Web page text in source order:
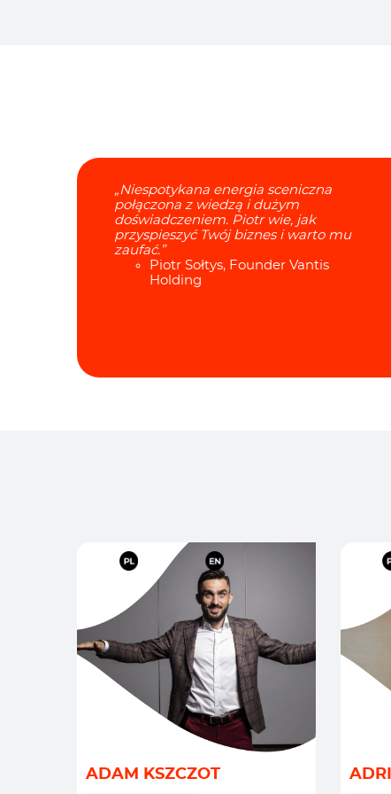
„Niespotykana energia sceniczna
połączona z wiedzą i dużym
doświadczeniem. Piotr wie, jak
przyspieszyć Twój biznes i warto mu
zaufać.”
Piotr Sołtys, Founder Vantis
Holding
ADAM KSZCZOT
KOMUNIKACJA /
MOTYWACJA I INSPIRACJE